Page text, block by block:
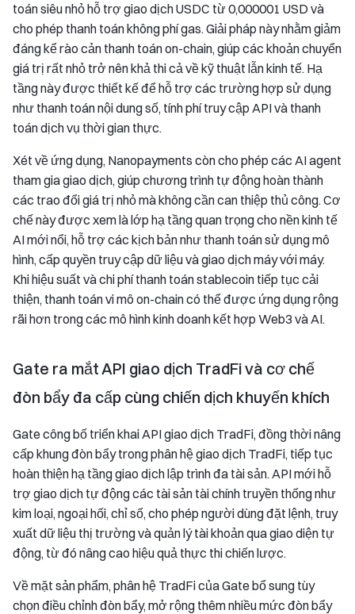
toán siêu nhỏ hỗ trợ giao dịch USDC từ 0,000001 USD và
cho phép thanh toán không phí gas. Giải pháp này nhằm giảm
đáng kể rào cản thanh toán on-chain, giúp các khoản chuyển
giá trị rất nhỏ trở nên khả thi cả về kỹ thuật lẫn kinh tế. Hạ
tầng này được thiết kế để hỗ trợ các trường hợp sử dụng
như thanh toán nội dung số, tính phí truy cập API và thanh
toán dịch vụ thời gian thực.
Xét về ứng dụng, Nanopayments còn cho phép các AI agent
tham gia giao dịch, giúp chương trình tự động hoàn thành
các trao đổi giá trị nhỏ mà không cần can thiệp thủ công. Cơ
chế này được xem là lớp hạ tầng quan trọng cho nền kinh tế
AI mới nổi, hỗ trợ các kịch bản như thanh toán sử dụng mô
hình, cấp quyền truy cập dữ liệu và giao dịch máy với máy.
Khi hiệu suất và chi phí thanh toán stablecoin tiếp tục cải
thiện, thanh toán vi mô on-chain có thể được ứng dụng rộng
rãi hơn trong các mô hình kinh doanh kết hợp Web3 và AI.
Gate ra mắt API giao dịch TradFi và cơ chế
đòn bẩy đa cấp cùng chiến dịch khuyến khích
Gate công bố triển khai API giao dịch TradFi, đồng thời nâng
cấp khung đòn bẩy trong phân hệ giao dịch TradFi, tiếp tục
hoàn thiện hạ tầng giao dịch lập trình đa tài sản. API mới hỗ
trợ giao dịch tự động các tài sản tài chính truyền thống như
kim loại, ngoại hối, chỉ số, cho phép người dùng đặt lệnh, truy
xuất dữ liệu thị trường và quản lý tài khoản qua giao diện tự
động, từ đó nâng cao hiệu quả thực thi chiến lược.
Về mặt sản phẩm, phân hệ TradFi của Gate bổ sung tùy
chọn điều chỉnh đòn bẩy, mở rộng thêm nhiều mức đòn bẩy